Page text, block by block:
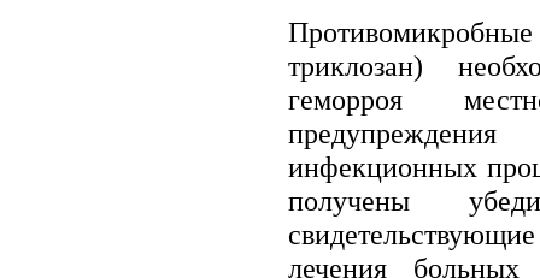
Противомикробные
триклозан)
геморроя
инфекционных
получены
лечения